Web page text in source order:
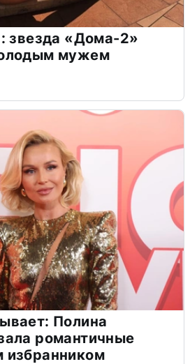
звезда «Дома-2»
мужем
Полина
романтичные
избранником